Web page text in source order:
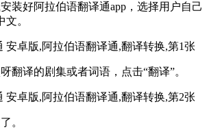
装好阿拉伯语翻译通app，选择用户自己
。
翻译的剧集或者词语，点击“翻译”。
。